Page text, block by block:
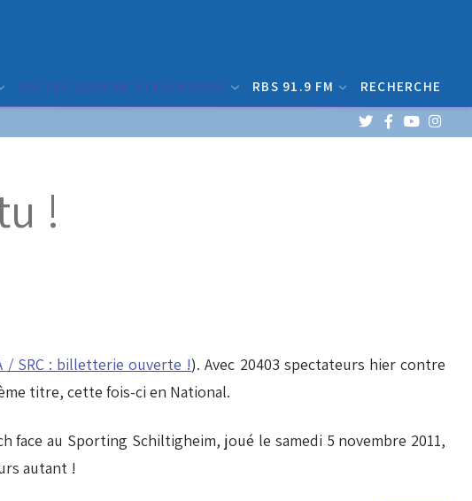
RACING CLUB DE STRASBOURG RBS 91.9 FM RECHERCHE
!
/ SRC : billetterie ouverte !). Avec 20403 spectateurs hier contre
titre, cette fois-ci en National.
face au Sporting Schiltigheim, joué le samedi 5 novembre 2011,
autant !